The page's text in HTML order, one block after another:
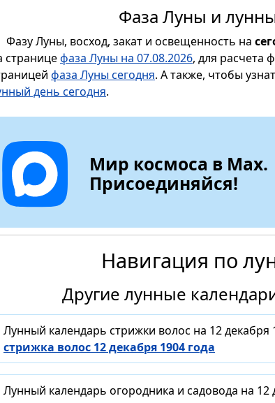
Фаза Луны и
Фазу Луны, восход, закат и освещенность на
страницефаза Луны на 07.08.2026, для расчета
фаза Луны сегодня. А также, чтобы
день сегодня.
Мир космоса в Max.
Присоединяйся!
Навигация по
Другие лунные
Лунный календарь стрижки волос на 12
стрижка волос 12 декабря 1904 года
Лунный календарь огородника и садовода на